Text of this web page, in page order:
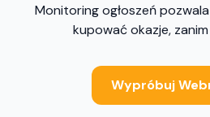
Monitoring ogłoszeń
kupować okazje,
Wypróbuj